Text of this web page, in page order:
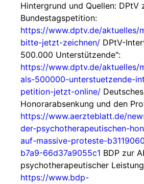
Hintergrund und Quellen: DPtV
Bundestagspetition:
https://www.dptv.de/aktuelles/
bitte-jetzt-zeichnen/ DPtV-
500.000 Unterstützende":
https://www.dptv.de/aktuelles/
als-500000-unterstuetzende-
petition-jetzt-online/
Honorarabsenkung und den
https://www.aerzteblatt.de/
der-psychotherapeutischen-
auf-massive-proteste-
b7a9-66d37a9055c1 BDP zur
psychotherapeutischer
https://www.bdp-